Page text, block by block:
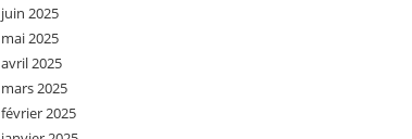
juin 2025
mai 2025
avril 2025
mars 2025
février 2025